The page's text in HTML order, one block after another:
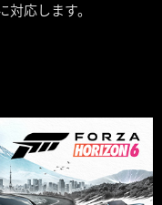
対応します。